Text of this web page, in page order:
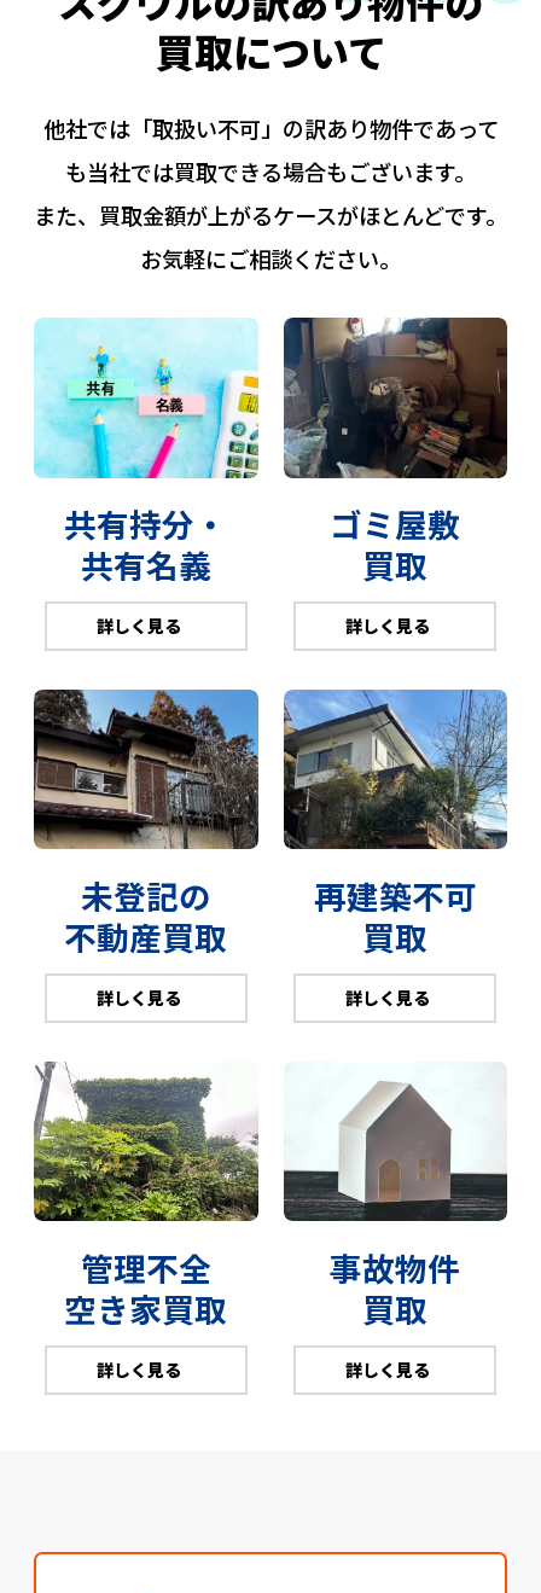
買取について
他社では「取扱い不可」の訳あり物件であって
も当社では買取できる場合もございます。
また、買取金額が上がるケースがほとんどです。
お気軽にご相談ください。
共有持分・
共有名義
詳しく見る
ゴミ屋敷
買取
詳しく見る
未登記の
不動産買取
詳しく見る
再建築不可
買取
詳しく見る
管理不全
空き家買取
詳しく見る
事故物件
買取
詳しく見る